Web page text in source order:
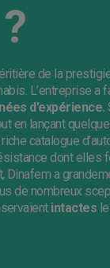
de la
L’entreprise a
d’expérience.
en lançant
catalogue
dont elles
a
de nombreux
intactes